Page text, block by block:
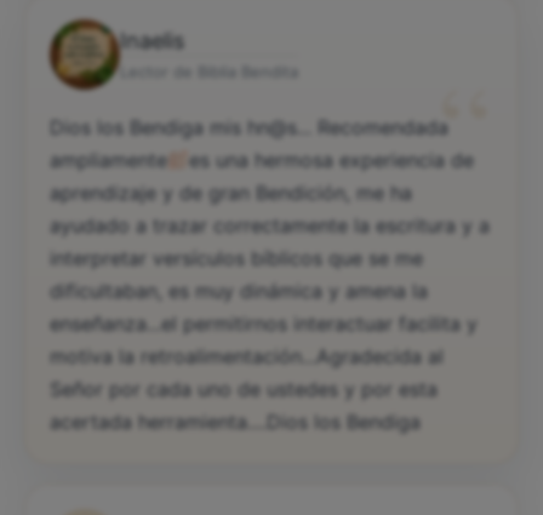
Inaelis
“
Dios los Bendiga mis hn@s... Recomendada
ampliamente
es una hermosa experiencia de
aprendizaje y de gran Bendición, me ha
ayudado a trazar correctamente la escritura y a
interpretar versículos bíblicos que se me
dificultaban, es muy dinámica y amena la
enseñanza...el permitirnos interactuar facilita y
motiva la retroalimentación...Agradecida al
Señor por cada uno de ustedes y por esta
acertada herramienta....Dios los Bendiga